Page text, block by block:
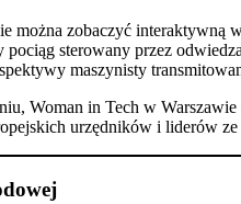
zobaczyć
sterowany przez
maszynisty
Woman in Tech w Warszawie
urzędników i liderów